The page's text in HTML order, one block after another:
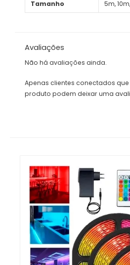
Tamanho 5m,
Avaliações
Não há avaliações ainda.
Apenas clientes conectados
produto podem deixar uma